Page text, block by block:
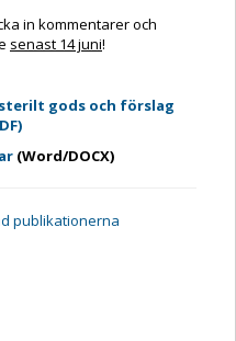
in kommentarer och
senast 14 juni!
gods och förslag
(Word/DOCX)
publikationerna